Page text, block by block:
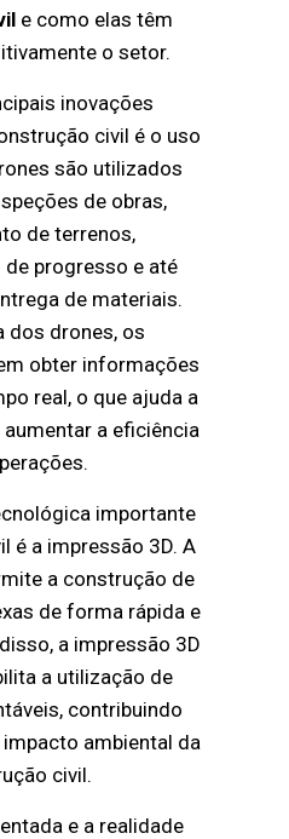
e como elas têm
o setor.
inovações
civil é o uso
são utilizados
de obras,
de terrenos,
progresso e até
de materiais.
dos drones, os
obter informações
real, o que ajuda a
a eficiência
importante
é a impressão 3D. A
a construção de
de forma rápida e
a impressão 3D
a utilização de
contribuindo
ambiental da
civil.
e a realidade